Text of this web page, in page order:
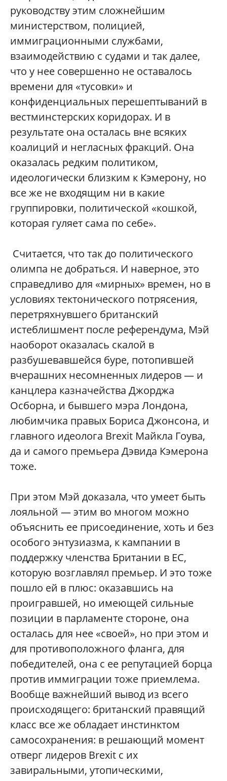
руководству этим сложнейшим
министерством, полицией,
иммиграционными службами,
взаимодействию с судами и так далее,
что у нее совершенно не оставалось
времени для «тусовки» и
конфиденциальных перешептываний в
вестминстерских коридорах. И в
результате она осталась вне всяких
коалиций и негласных фракций. Она
оказалась редким политиком,
идеологически близким к Кэмерону, но
все же не входящим ни в какие
группировки, политической «кошкой,
которая гуляет сама по себе».
Считается, что так до политического
олимпа не добраться. И наверное, это
справедливо для «мирных» времен, но в
условиях тектонического потрясения,
перетряхнувшего британский
истеблишмент после референдума, Мэй
наоборот оказалась скалой в
разбушевавшейся буре, потопившей
вчерашних несомненных лидеров — и
канцлера казначейства Джорджа
Осборна, и бывшего мэра Лондона,
любимчика правых Бориса Джонсона, и
главного идеолога Brexit Майкла Гоува,
да и самого премьера Дэвида Кэмерона
тоже.
При этом Мэй доказала, что умеет быть
лояльной — этим во многом можно
объяснить ее присоединение, хоть и без
особого энтузиазма, к кампании в
поддержку членства Британии в ЕС,
которую возглавлял премьер. И это тоже
пошло ей в плюс: оказавшись на
проигравшей, но имеющей сильные
позиции в парламенте стороне, она
осталась для нее «своей», но при этом и
для противоположного фланга, для
победителей, она с ее репутацией борца
против иммиграции тоже приемлема.
Вообще важнейший вывод из всего
происходящего: британский правящий
класс все же обладает инстинктом
самосохранения: в решающий момент
отверг лидеров Brexit с их
завиральными, утопическими,